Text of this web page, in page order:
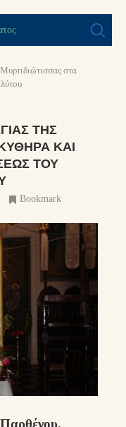
στα
ΤΗΣ
ΚΑΙ
ΤΟΥ
Bookmark